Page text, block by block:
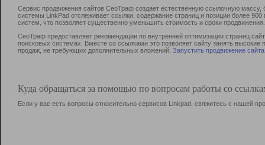
Сервис продвижения сайтов СеоТраф создает естественную ссылочную
системы LinkPad отслеживает ссылки, содержание страниц и позиции более
систем, что позволяет существенно уменьшить стоимость и сроки продвижения.
СеоТраф предоставляет рекомендации по внутренней оптимизации страниц
поисковых системах. Вместе со ссылками это позволяет сайту занять
продаж, не требующих дополнительных вложений. Запустить продвижение сайта
Куда обращаться за помощью по вопросам работы со
Если у вас есть вопросы относительно сервисов Linkpad, свяжитесь с нашей